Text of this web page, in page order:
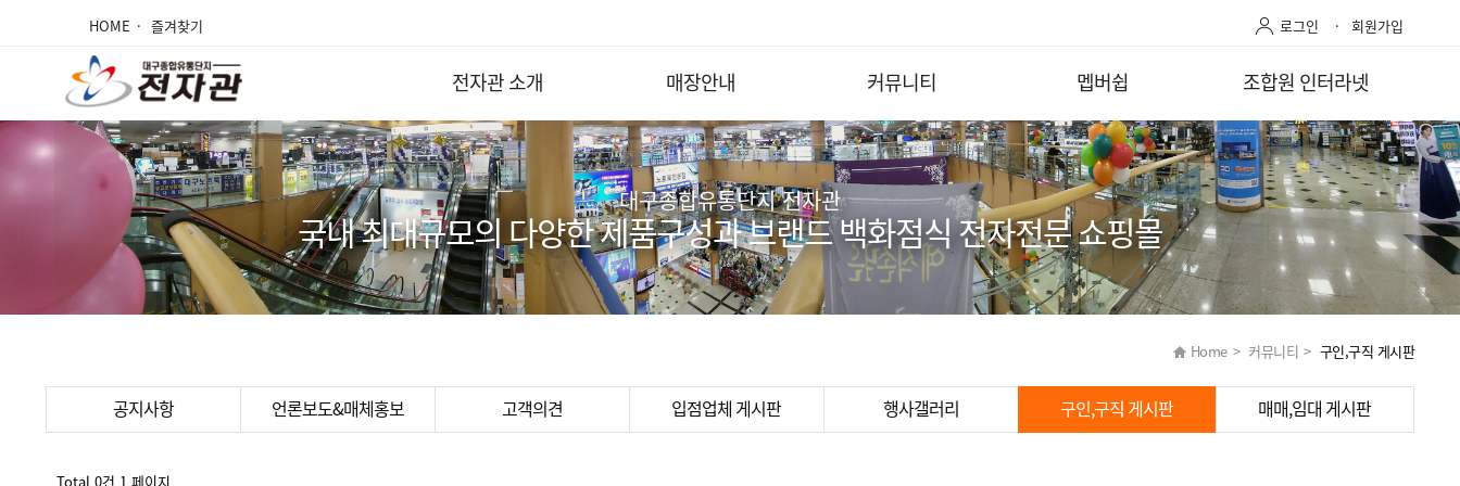
HOME 즐겨찾기 로그인 회원가입
전자관 소개 매장안내 커뮤니티 멥버쉽 조합원 인터라넷
대구종합유통단지 전자관
국내 최대규모의 다양한 제품구성과 브랜드 백화점식 전자전문 쇼핑몰
Home > 커뮤니티 > 구인,구직 게시판
공지사항 언론보도&매체홍보 고객의견 입점업체 게시판 행사갤러리 구인,구직 게시판 매매,임대 게시판
Total 0건 1 페이지